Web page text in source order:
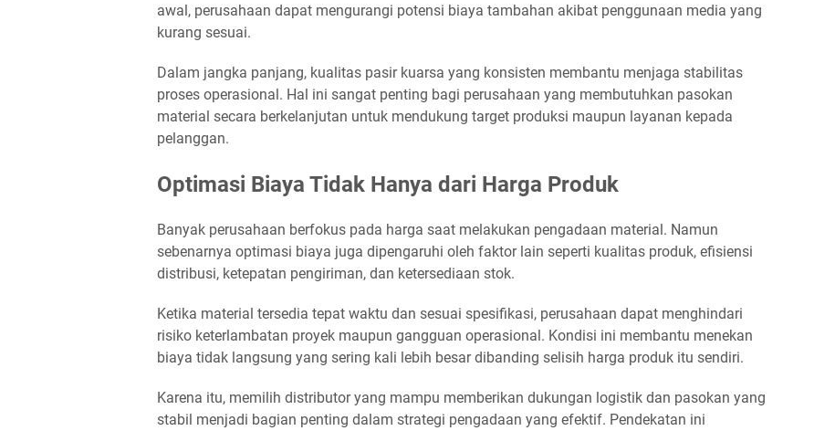
awal, perusahaan dapat mengurangi potensi biaya tambahan akibat penggunaan media yang
kurang sesuai.
Dalam jangka panjang, kualitas pasir kuarsa yang konsisten membantu menjaga stabilitas
proses operasional. Hal ini sangat penting bagi perusahaan yang membutuhkan pasokan
material secara berkelanjutan untuk mendukung target produksi maupun layanan kepada
pelanggan.
Optimasi Biaya Tidak Hanya dari Harga Produk
Banyak perusahaan berfokus pada harga saat melakukan pengadaan material. Namun
sebenarnya optimasi biaya juga dipengaruhi oleh faktor lain seperti kualitas produk, efisiensi
distribusi, ketepatan pengiriman, dan ketersediaan stok.
Ketika material tersedia tepat waktu dan sesuai spesifikasi, perusahaan dapat menghindari
risiko keterlambatan proyek maupun gangguan operasional. Kondisi ini membantu menekan
biaya tidak langsung yang sering kali lebih besar dibanding selisih harga produk itu sendiri.
Karena itu, memilih distributor yang mampu memberikan dukungan logistik dan pasokan yang
stabil menjadi bagian penting dalam strategi pengadaan yang efektif. Pendekatan ini